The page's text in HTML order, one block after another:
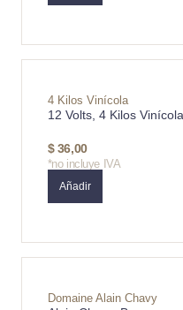
4 Kilos Vinícola
12 Volts, 4 Kilos
$36,00
*no incluye IVA
Añadir
Domaine Alain Chavy